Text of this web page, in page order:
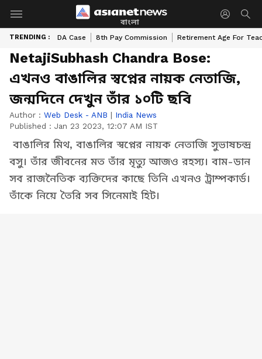
বাংলা
TRENDING : DA Case 8th Pay Commission Retirement Age For
NetajiSubhash Chandra Bose:
এখনও বাঙালির স্বপ্নের নায়ক নেতাজি,
জন্মদিনে দেখুন তাঁর ১০টি ছবি
Author : Web Desk - ANB | India News
Published : Jan 23 2023, 12:07 AM IST
বাঙালির মিথ, বাঙালির স্বপ্নের নায়ক নেতাজি সুভাষচন্দ্র
বসু। তাঁর জীবনের মত তাঁর মৃত্যু আজও রহস্য। বাম-ডান
সব রাজনৈতিক ব্যক্তিদের কাছে তিনি এখনও ট্রাম্পকার্ড।
তাঁকে নিয়ে তৈরি সব সিনেমাই হিট।